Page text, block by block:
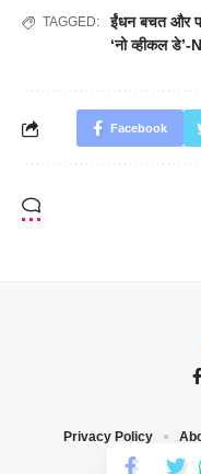
TAGGED: ईंधन बचत और
‘नो व्हीकल
Facebook
Privacy Policy